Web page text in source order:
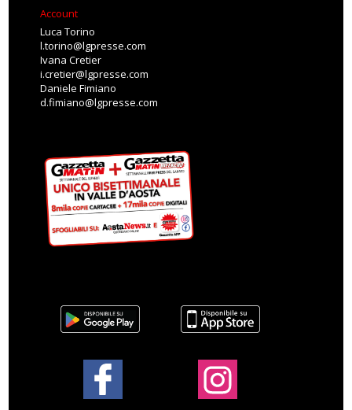
Account
Luca Torino
l.torino@lgpresse.com
Ivana Cretier
i.cretier@lgpresse.com
Daniele Fimiano
d.fimiano@lgpresse.com